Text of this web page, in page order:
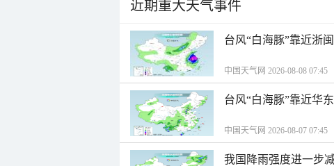
近期重大天气事件
台风“白海豚”靠近浙
中国天气网 2026-08-08 07:45
台风“白海豚”靠近华
中国天气网 2026-08-07 07:45
我国降雨强度进一步